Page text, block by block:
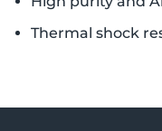
Thermal shock